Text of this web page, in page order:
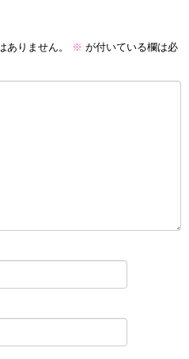
ありません。 ※ が付いている欄は必